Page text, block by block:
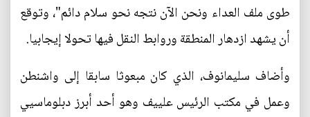
طوى ملف العداء ونحن الآن نتجه نحو سلام دائم"، وتوقع
أن يشهد ازدهار المنطقة وروابط النقل فيها تحولا إيجابيا.
وأضاف سليمانوف، الذي كان مبعوثا سابقا إلى واشنطن
وعمل في مكتب الرئيس علييف وهو أحد أبرز دبلوماسيي